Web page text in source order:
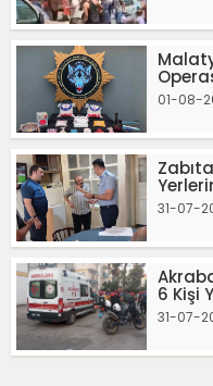
01-08-
31-07-
6 Kişi
31-07-